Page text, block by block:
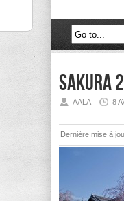
Sakura
AALA 8
Dernière mise à